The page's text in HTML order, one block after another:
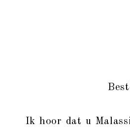
Ik hoor dat u